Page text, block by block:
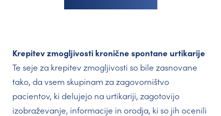
Krepitev zmogljivosti kronične spontane urtikarije
Te seje za krepitev zmogljivosti so bile zasnovane
tako, da vsem skupinam za zagovorništvo
pacientov, ki delujejo na urtikariji, zagotovijo
izobraževanje, informacije in orodja, ki so jih ocenili